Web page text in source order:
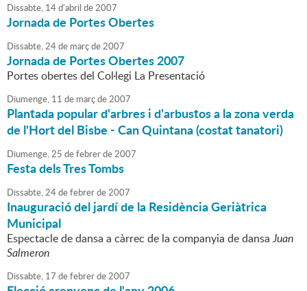
Dissabte, 14d'abril de2007
Jornada de Portes Obertes
Dissabte,24de marçde2007
Jornada de Portes Obertes 2007
Portes obertes del Col·legi La Presentació
Diumenge, 11 de marçde2007
Plantada popular d'arbres i d'arbustos a la zona verda
de l'Hort del Bisbe - Can Quintana (costat tanatori)
Diumenge,25 defebrerde2007
Festa dels Tres Tombs
Dissabte,24defebrerde2007
Inauguració del jardí de la Residència Geriàtrica
Municipal
Espectacle de dansa a càrrec de la companyia de dansaJuan
Salmeron
Dissabte, 17 defebrerde2007